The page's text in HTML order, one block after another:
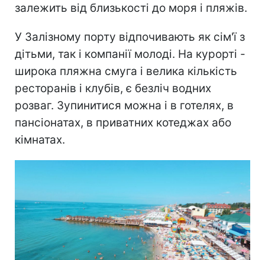
залежить від близькості до моря і пляжів.
У Залізному порту відпочивають як сім'ї з
дітьми, так і компанії молоді. На курорті -
широка пляжна смуга і велика кількість
ресторанів і клубів, є безліч водних
розваг. Зупинитися можна і в готелях, в
пансіонатах, в приватних котеджах або
кімнатах.